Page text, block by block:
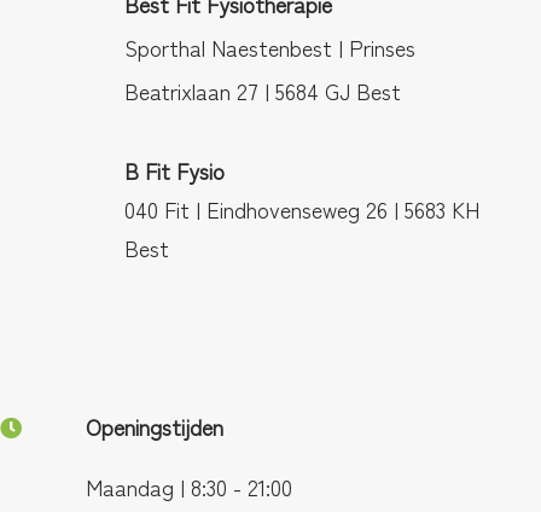
Sporthal Naestenbest | Prinses
Beatrixlaan 27 | 5684 GJ Best
B Fit Fysio
040 Fit | Eindhovenseweg 26 | 5683 KH
Best
Openingstijden
Maandag | 8:30 - 21:00